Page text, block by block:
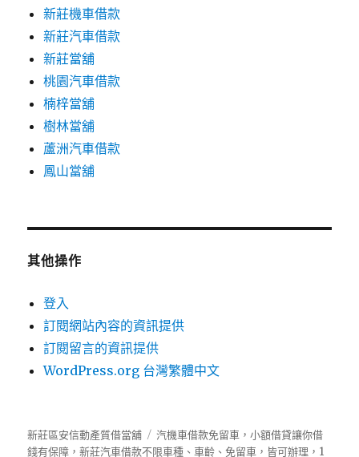
新莊機車借款
新莊汽車借款
新莊當舖
桃園汽車借款
楠梓當舖
樹林當舖
蘆洲汽車借款
鳳山當舖
其他操作
登入
訂閱網站內容的資訊提供
訂閱留言的資訊提供
WordPress.org 台灣繁體中文
新莊區安信動產質借當舖
汽機車借款免留車，小額借貸讓你借
錢有保障，新莊汽車借款不限車種、車齡、免留車，皆可辦理，1